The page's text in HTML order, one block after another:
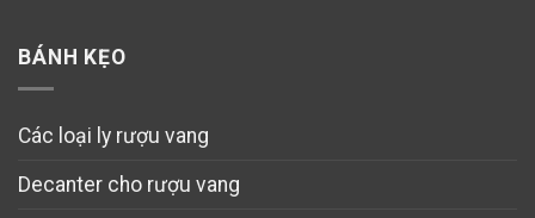
BÁNH KẸO
Các loại ly rượu vang
Decanter cho rượu vang